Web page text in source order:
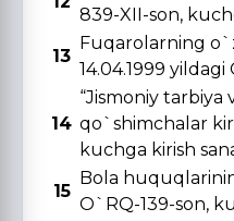
839-XII-son,
13
Fuqarolarning
14.04.1999 yildagi
14
“Jismoniy
qo`shimchalar
kuchga kirish
15
Bola
O`RQ-139-son,